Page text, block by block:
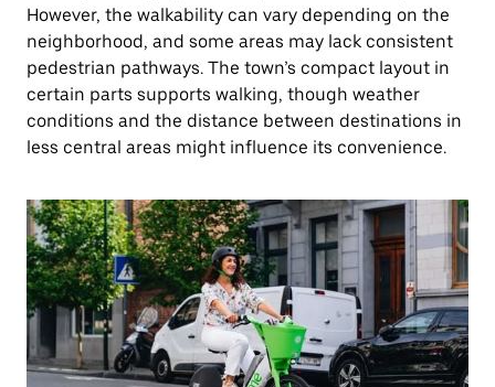
However, the walkability can vary depending on the
neighborhood, and some areas may lack consistent
pedestrian pathways. The town’s compact layout in
certain parts supports walking, though weather
conditions and the distance between destinations in
less central areas might influence its convenience.